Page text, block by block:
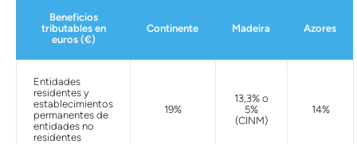
Beneficios
tributables en
euros (€)
Continente Madeira Azores
Entidades
residentes y
establecimientos
permanentes de
entidades no
residentes
19%
13,3% o
5%
(CINM)
14%